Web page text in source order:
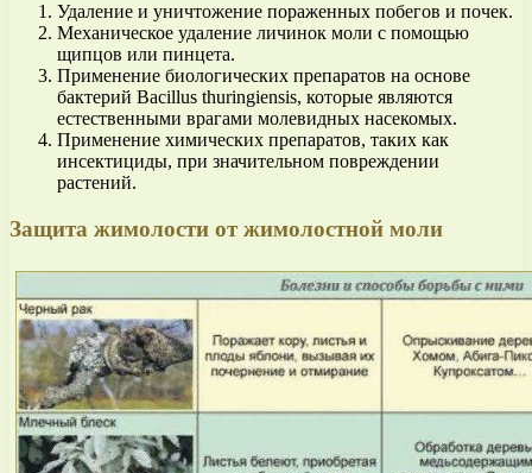
Удаление и уничтожение пораженных побегов и почек.
Механическое удаление личинок моли с помощью
щипцов или пинцета.
Применение биологических препаратов на основе
бактерий Bacillus thuringiensis, которые являются
естественными врагами молевидных насекомых.
Применение химических препаратов, таких как
инсектициды, при значительном повреждении
растений.
Защита жимолости от жимолостной моли